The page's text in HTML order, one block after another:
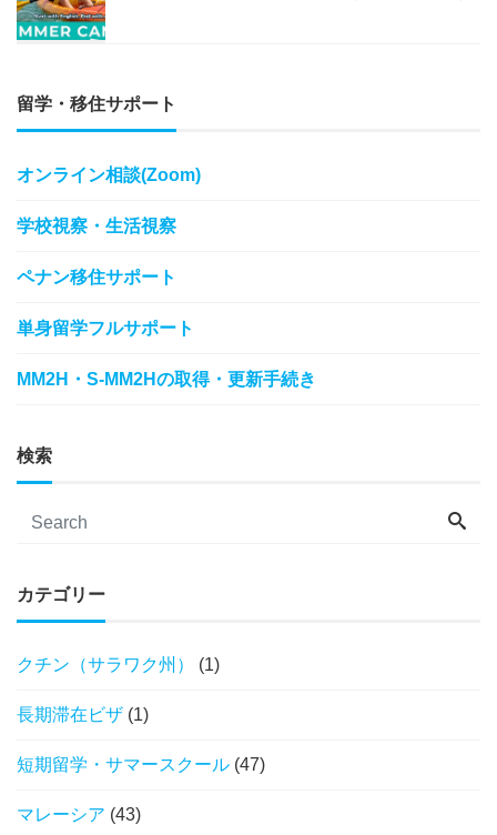
留学・移住サポート
オンライン相談(Zoom)
学校視察・生活視察
ペナン移住サポート
単身留学フルサポート
MM2H・S-MM2Hの取得・更新手続き
検索
カテゴリー
クチン（サラワク州） (1)
長期滞在ビザ (1)
短期留学・サマースクール (47)
マレーシア (43)